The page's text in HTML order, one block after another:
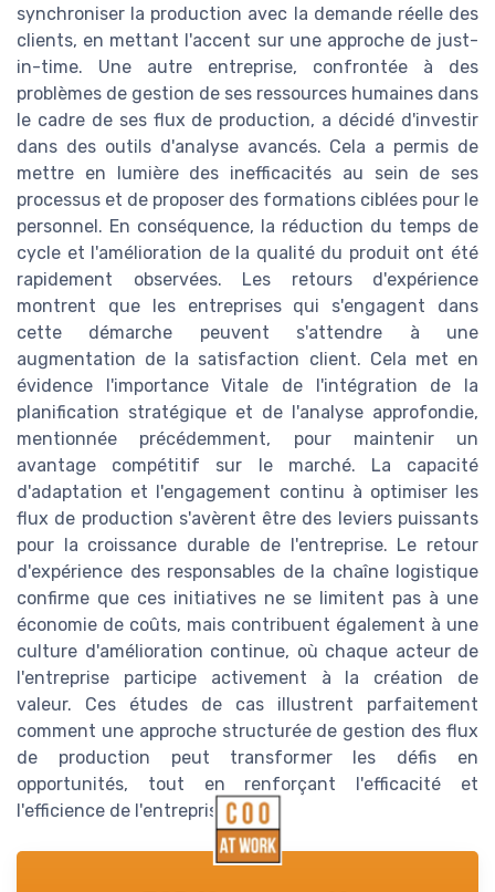
synchroniser la production avec la demande réelle des
clients, en mettant l'accent sur une approche de just-
in-time. Une autre entreprise, confrontée à des
problèmes de gestion de ses ressources humaines dans
le cadre de ses flux de production, a décidé d'investir
dans des outils d'analyse avancés. Cela a permis de
mettre en lumière des inefficacités au sein de ses
processus et de proposer des formations ciblées pour le
personnel. En conséquence, la réduction du temps de
cycle et l'amélioration de la qualité du produit ont été
rapidement observées. Les retours d'expérience
montrent que les entreprises qui s'engagent dans
cette démarche peuvent s'attendre à une
augmentation de la satisfaction client. Cela met en
évidence l'importance Vitale de l'intégration de la
planification stratégique et de l'analyse approfondie,
mentionnée précédemment, pour maintenir un
avantage compétitif sur le marché. La capacité
d'adaptation et l'engagement continu à optimiser les
flux de production s'avèrent être des leviers puissants
pour la croissance durable de l'entreprise. Le retour
d'expérience des responsables de la chaîne logistique
confirme que ces initiatives ne se limitent pas à une
économie de coûts, mais contribuent également à une
culture d'amélioration continue, où chaque acteur de
l'entreprise participe activement à la création de
valeur. Ces études de cas illustrent parfaitement
comment une approche structurée de gestion des flux
de production peut transformer les défis en
opportunités, tout en renforçant l'efficacité et
l'efficience de l'entreprise.